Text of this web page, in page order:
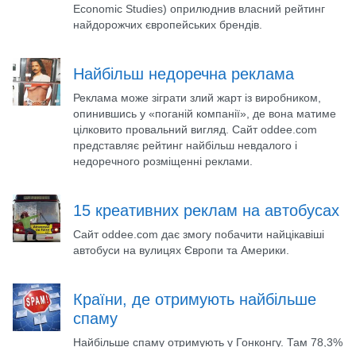
Economic Studies) оприлюднив власний рейтинг
найдорожчих європейських брендів.
Найбільш недоречна реклама
Реклама може зіграти злий жарт із виробником,
опинившись у «поганій компанії», де вона матиме
цілковито провальний вигляд. Сайт oddee.com
представляє рейтинг найбільш невдалого і
недоречного розміщенні реклами.
15 креативних реклам на автобусах
Сайт oddee.com дає змогу побачити найцікавіші
автобуси на вулицях Європи та Америки.
Країни, де отримують найбільше
спаму
Найбільше спаму отримують у Гонконгу. Там 78,3%